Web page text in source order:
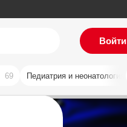
Войти
69 Педиатрия и неонатология